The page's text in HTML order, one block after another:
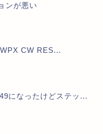
ンが悪い
CW RES...
になったけどステッ...